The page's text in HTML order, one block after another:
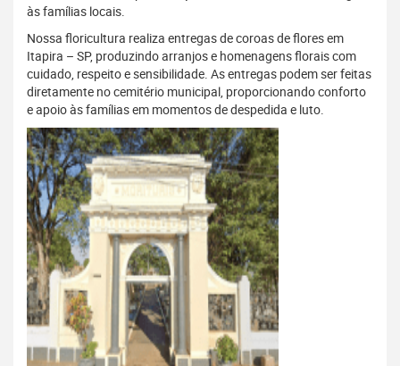
às famílias locais.
Nossa floricultura realiza entregas de coroas de flores em
Itapira – SP, produzindo arranjos e homenagens florais com
cuidado, respeito e sensibilidade. As entregas podem ser feitas
diretamente no cemitério municipal, proporcionando conforto
e apoio às famílias em momentos de despedida e luto.